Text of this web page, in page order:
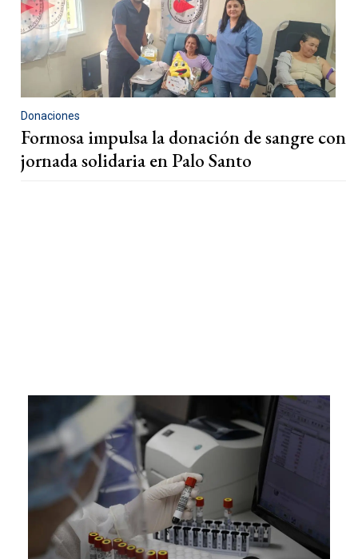
Donaciones
Formosa impulsa la donación de sangre con
jornada solidaria en Palo Santo